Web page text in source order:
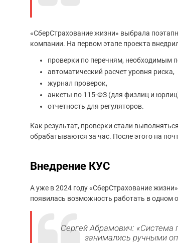
«СберСтрахование жизни» выбрала
компании. На первом этапе проекта
проверки по перечням, необходимым
автоматический расчет уровня риска,
журнал проверок,
анкеты по 115-ФЗ (для физлиц и
отчетность для регуляторов.
Как результат, проверки стали
обрабатываются за час. После этого на
Внедрение КУС
А уже в 2024 году «СберСтрахование
появилась возможность работать в
Сергей Абрамович: «Система
занимались ручными